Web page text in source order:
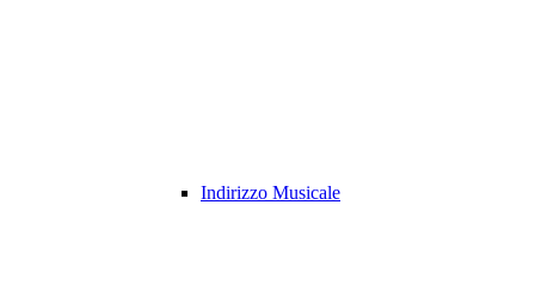
Indirizzo Musicale